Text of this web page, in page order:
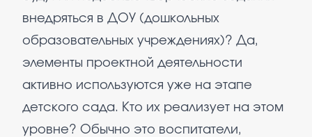
внедряться в ДОУ (дошкольных
образовательных учреждениях)? Да,
элементы проектной деятельности
активно используются уже на этапе
детского сада. Кто их реализует на этом
уровне? Обычно это воспитатели,